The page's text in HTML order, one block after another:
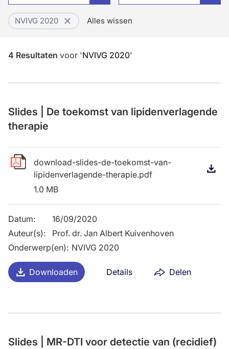
NVIVG 2020 Alles wissen
4 Resultaten voor 'NVIVG 2020'
Downloaden Details Delen
Slides | De toekomst van lipidenverlagende
therapie
download-slides-de-toekomst-van-
lipidenverlagende-therapie.pdf
1.0 MB
Datum:
16/09/2020
Auteur(s):
Prof. dr. Jan Albert Kuivenhoven
Onderwerp(en): NVIVG 2020
Slides | MR-DTI voor detectie van (recidief)